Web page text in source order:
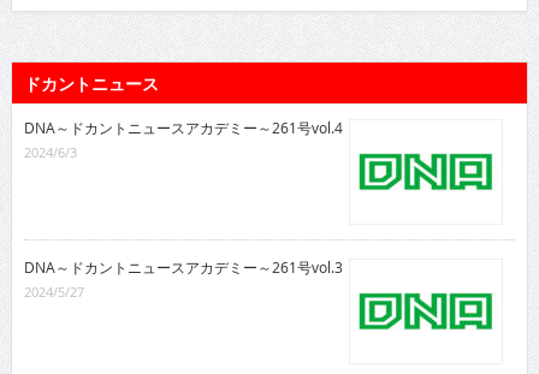
ドカントニュース
DNA～ドカントニュースアカデミー～261号vol.4
2024/6/3
DNA～ドカントニュースアカデミー～261号vol.3
2024/5/27